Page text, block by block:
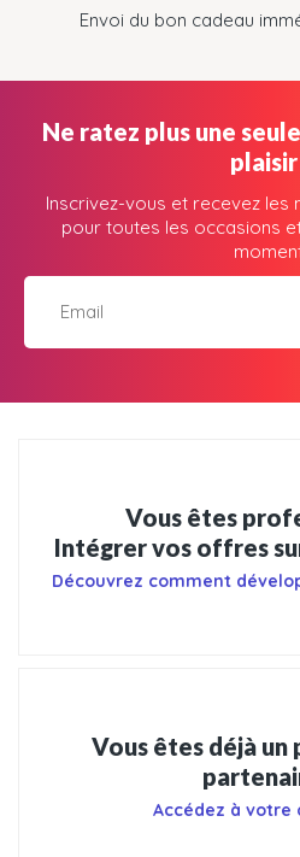
Envoi du bon cadeau
Ne ratez plus une
Inscrivez-vous et recevez les
pour toutes les occasions
Vous êtes
Intégrer vos offres
Découvrez comment
Vous êtes déjà
Accédez à votre